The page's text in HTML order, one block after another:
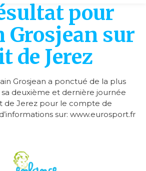
pour
Grosjean sur
de Jerez
Grosjean a ponctué de la plus
deuxième et dernière journée
de Jerez pour le compte de
sur: www.eurosport.fr